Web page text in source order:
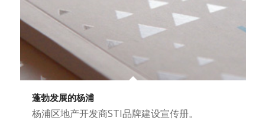
蓬勃发展的杨浦
杨浦区地产开发商STI品牌建设宣传册。